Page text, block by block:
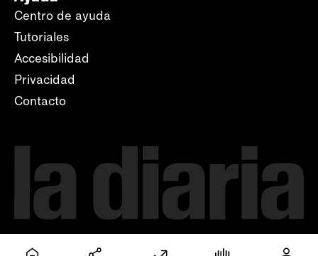
Centro de ayuda
Tutoriales
Accesibilidad
Privacidad
Contacto